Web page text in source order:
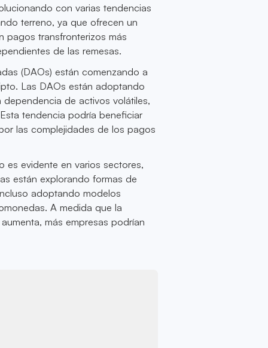
con varias tendencias
terreno, ya que ofrecen un
pagos transfronterizos más
de las remesas.
(DAOs) están comenzando a
Las DAOs están adoptando
de activos volátiles,
tendencia podría beneficiar
las complejidades de los pagos
es evidente en varios sectores,
están explorando formas de
adoptando modelos
A medida que la
más empresas podrían